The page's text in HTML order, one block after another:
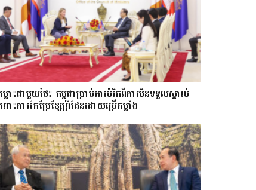
លោះជាមួយថៃ៖ កម្ពុជាប្រាប់អាម៉េរិកពីការមិនទទួលស្គាល់
ោះការកែប្រែខ្សែព្រំដែនដោយប្រើកម្លាំង